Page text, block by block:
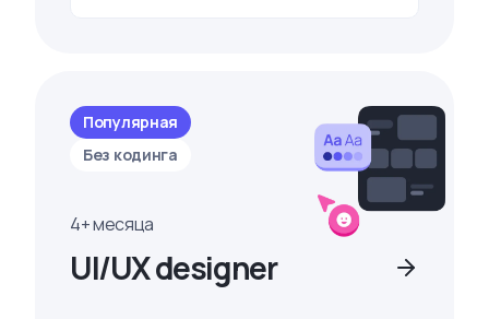
Популярная
Без кодинга
4+ месяца
UI/UX designer